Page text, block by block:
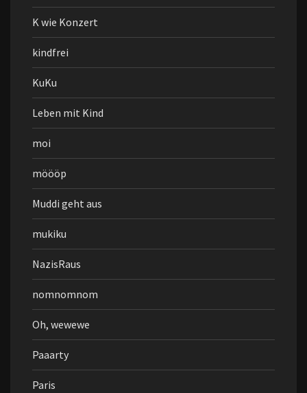
K wie Konzert
kindfrei
KuKu
Leben mit Kind
moi
möööp
Muddi geht aus
mukiku
NazisRaus
nomnomnom
Oh, wewewe
Paaarty
Paris